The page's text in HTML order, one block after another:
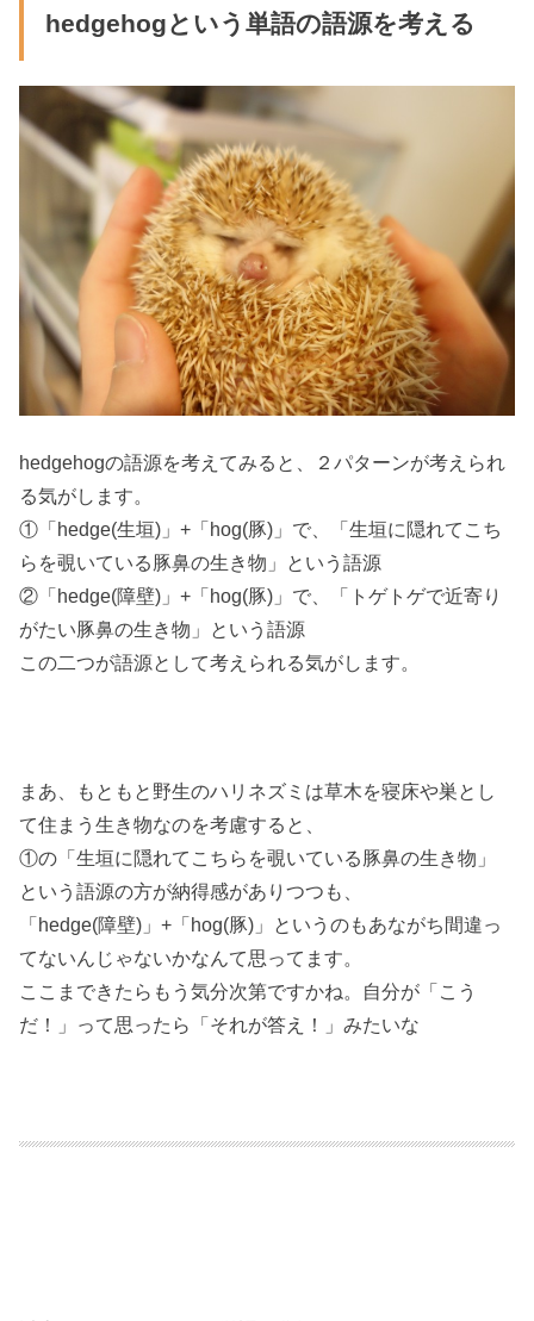
hedgehogという単語の語源を考える
hedgehogの語源を考えてみると、２パターンが考えられ
る気がします。
①「hedge(生垣)」+「hog(豚)」で、「生垣に隠れてこち
らを覗いている豚鼻の生き物」という語源
②「hedge(障壁)」+「hog(豚)」で、「トゲトゲで近寄り
がたい豚鼻の生き物」という語源
この二つが語源として考えられる気がします。
まあ、もともと野生のハリネズミは草木を寝床や巣とし
て住まう生き物なのを考慮すると、
①の「生垣に隠れてこちらを覗いている豚鼻の生き物」
という語源の方が納得感がありつつも、
「hedge(障壁)」+「hog(豚)」というのもあながち間違っ
てないんじゃないかなんて思ってます。
ここまできたらもう気分次第ですかね。自分が「こう
だ！」って思ったら「それが答え！」みたいな